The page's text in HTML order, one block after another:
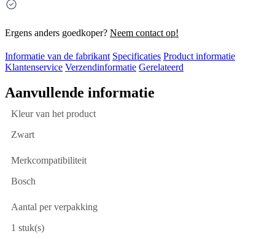
Ergens anders goedkoper? Neem contact op!
Informatie van de fabrikant Specificaties Product informatie
Klantenservice Verzendinformatie Gerelateerd
Aanvullende informatie
Kleur van het product
Zwart
Merkcompatibiliteit
Bosch
Aantal per verpakking
1 stuk(s)